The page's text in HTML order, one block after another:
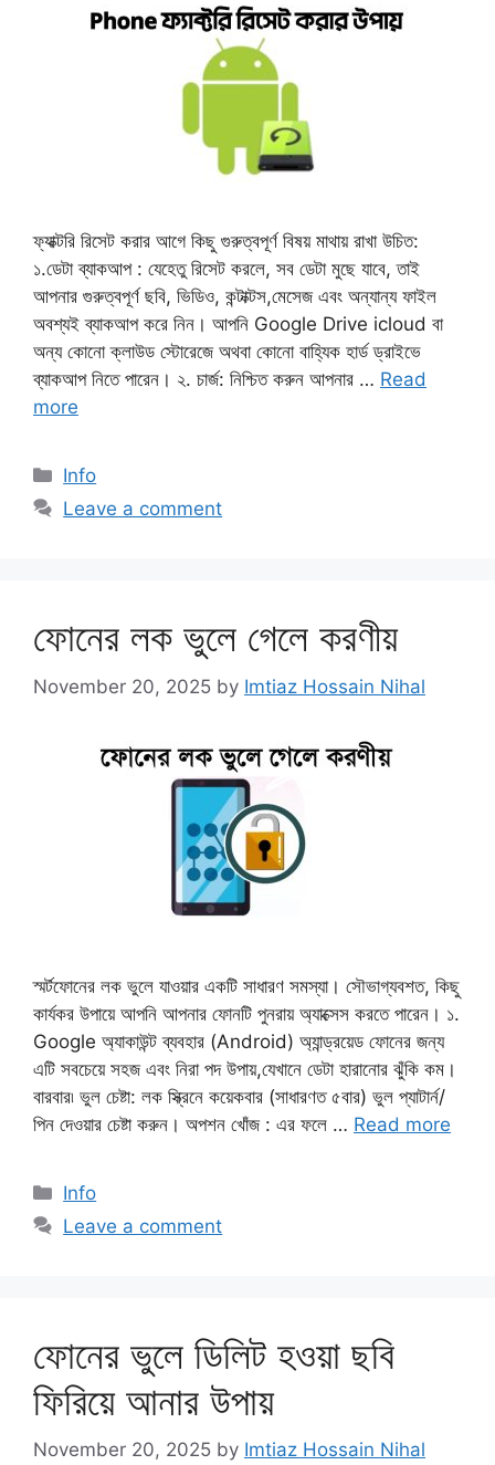
ফ্যাক্টরি রিসেট করার আগে কিছু গুরুত্বপূর্ণ বিষয় মাথায় রাখা উচিত:
১.ডেটা ব্যাকআপ : যেহেতু রিসেট করলে, সব ডেটা মুছে যাবে, তাই
আপনার গুরুত্বপূর্ণ ছবি, ভিডিও, কন্টাক্টস,মেসেজ এবং অন্যান্য ফাইল
অবশ্যই ব্যাকআপ করে নিন। আপনি Google Drive icloud বা
অন্য কোনো ক্লাউড স্টোরেজে অথবা কোনো বাহ্যিক হার্ড ড্রাইভে
ব্যাকআপ নিতে পারেন। ​২. চার্জ: নিশ্চিত করুন আপনার … Read
more
Categories
Info
Leave a comment
ফোনের লক ভুলে গেলে করণীয়
November 20, 2025 by Imtiaz Hossain Nihal
স্মর্টফোনের লক ভুলে যাওয়ার একটি সাধারণ সমস্যা। সৌভাগ্যবশত, কিছু
কার্যকর উপায়ে আপনি আপনার ফোনটি পুনরায় অ্যাক্সেস করতে পারেন। ১.
Google অ্যাকাউন্ট ব্যবহার (Android) অ্যান্ড্রয়েড ফোনের জন্য
এটি সবচেয়ে সহজ এবং নিরা পদ উপায়,যেখানে ডেটা হারানোর ঝুঁকি কম।
বারবার৷ ভুল চেষ্টা: লক স্ক্রিনে কয়েকবার (সাধারণত ৫বার) ভুল প্যাটার্ন/
পিন দেওয়ার চেষ্টা করুন। অপশন খোঁজ : এর ফলে … Read more
Categories
Info
Leave a comment
ফোনের ভুলে ডিলিট হওয়া ছবি
ফিরিয়ে আনার উপায়
November 20, 2025 by Imtiaz Hossain Nihal